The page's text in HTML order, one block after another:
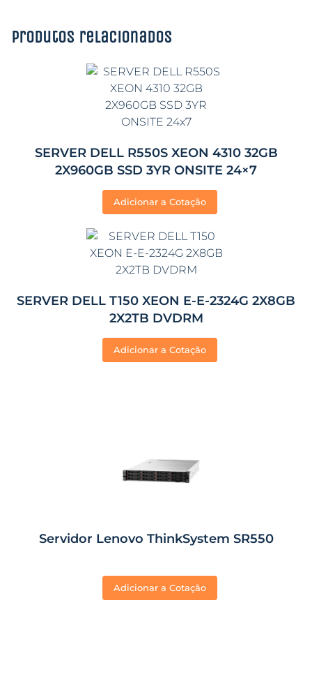
Produtos relacionados
SERVER DELL R550S XEON 4310 32GB
2X960GB SSD 3YR ONSITE 24×7
Adicionar a Cotação
SERVER DELL T150 XEON E-E-2324G 2X8GB
2X2TB DVDRM
Adicionar a Cotação
Servidor Lenovo ThinkSystem SR550
Adicionar a Cotação